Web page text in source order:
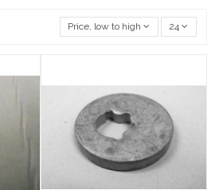
Price, low to high 24